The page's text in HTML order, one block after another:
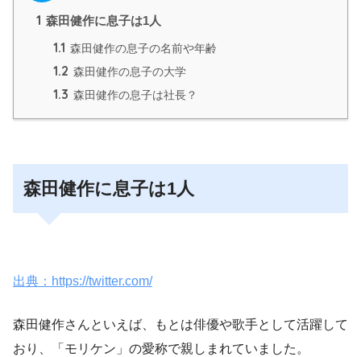
1 森田健作に息子は1人
1.1 森田健作の息子の名前や年齢
1.2 森田健作の息子の大学
1.3 森田健作の息子は社長？
森田健作に息子は1人
出典：https://twitter.com/
森田健作さんといえば、もとは俳優や歌手として活躍して
おり、「モリケン」の愛称で親しまれていました。